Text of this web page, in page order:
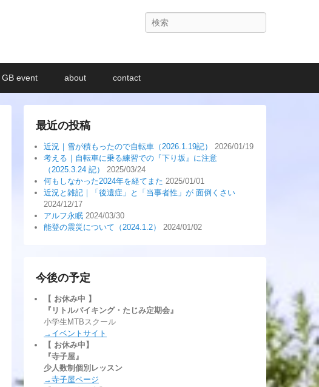
索
GB event about contact
最近の投稿
近況｜雪が積もったので自転車（2026.1.19記）
2026/01/19
考える｜自転車に乗る練習での『下り坂』に注意
（2025.3.24 記）
2025/03/24
何もしなかった2024年を経てまた 2025/01/01
近況と雑記｜「後遺症」と「当事者性」が 面倒くさい
2024/12/17
アルフ永眠 2024/03/30
能登の震災について（2024.1.2）
2024/01/02
今後の予定
【 お休み中 】
『リトルバイキング・たじみ定期会』
小学生MTBスクール
→イベントサイト
【 お休み中】
『寺子屋』
少人数制個別レッスン
→寺子屋ページ